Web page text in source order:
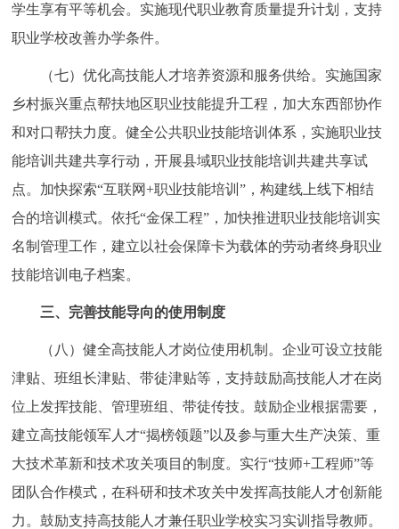
学生享有平等机会。实施现代职业教育质量提升计划，支持
职业学校改善办学条件。
（七）优化高技能人才培养资源和服务供给。实施国家
乡村振兴重点帮扶地区职业技能提升工程，加大东西部协作
和对口帮扶力度。健全公共职业技能培训体系，实施职业技
能培训共建共享行动，开展县域职业技能培训共建共享试
点。加快探索“互联网+职业技能培训”，构建线上线下相结
合的培训模式。依托“金保工程”，加快推进职业技能培训实
名制管理工作，建立以社会保障卡为载体的劳动者终身职业
技能培训电子档案。
三、完善技能导向的使用制度
（八）健全高技能人才岗位使用机制。企业可设立技能
津贴、班组长津贴、带徒津贴等，支持鼓励高技能人才在岗
位上发挥技能、管理班组、带徒传技。鼓励企业根据需要，
建立高技能领军人才“揭榜领题”以及参与重大生产决策、重
大技术革新和技术攻关项目的制度。实行“技师+工程师”等
团队合作模式，在科研和技术攻关中发挥高技能人才创新能
力。鼓励支持高技能人才兼任职业学校实习实训指导教师。